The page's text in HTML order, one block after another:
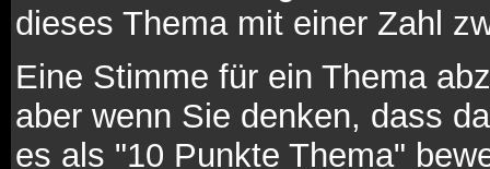
dieses Thema mit einer Zahl
Eine Stimme für ein Thema
aber wenn Sie denken, dass
es als "10 Punkte Thema"